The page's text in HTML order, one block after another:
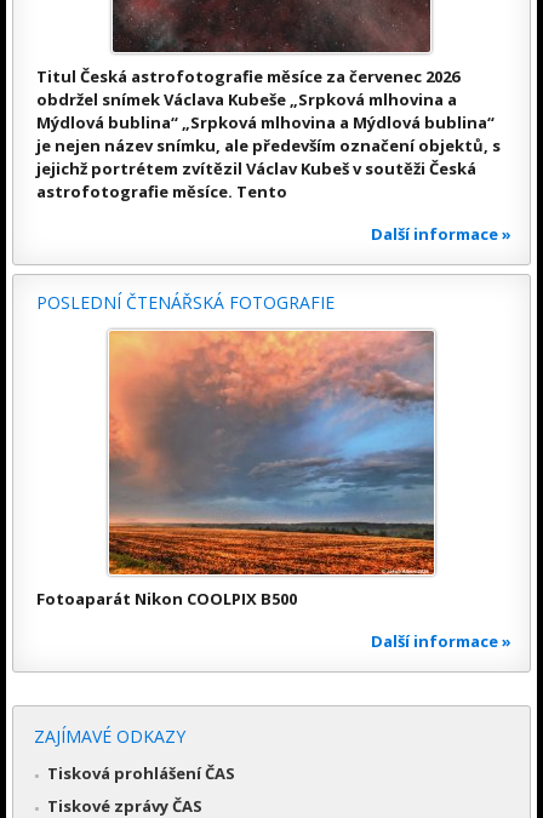
Titul Česká astrofotografie měsíce za červenec 2026
obdržel snímek Václava Kubeše „Srpková mlhovina a
Mýdlová bublina“ „Srpková mlhovina a Mýdlová bublina“
je nejen název snímku, ale především označení objektů, s
jejichž portrétem zvítězil Václav Kubeš v soutěži Česká
astrofotografie měsíce. Tento
Další informace »
POSLEDNÍ ČTENÁŘSKÁ FOTOGRAFIE
Fotoaparát Nikon COOLPIX B500
Další informace »
ZAJÍMAVÉ ODKAZY
Tisková prohlášení ČAS
Tiskové zprávy ČAS